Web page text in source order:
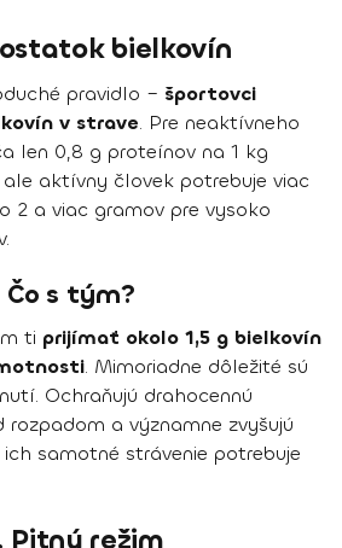
bielkovín
pravidlo – športovci
v strave. Pre neaktívneho
len 0,8 g proteínov na 1 kg
aktívny človek potrebuje viac
2 a viac gramov pre vysoko
Čo s tým?
ti prijímať okolo 1,5 g bielkovín
. Mimoriadne dôležité sú
Ochraňujú drahocennú
a významne zvyšujú
samotné strávenie potrebuje